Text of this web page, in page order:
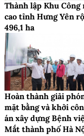
Thành lập Khu Công
cao tỉnh Hưng Yên
496,1 ha
Hoàn thành giải
mặt bằng và khởi
án xây dựng Bệnh
Mắt thành phố Hà